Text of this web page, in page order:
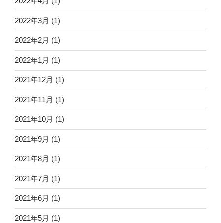
2022年3月 (1)
2022年2月 (1)
2022年1月 (1)
2021年12月 (1)
2021年11月 (1)
2021年10月 (1)
2021年9月 (1)
2021年8月 (1)
2021年7月 (1)
2021年6月 (1)
2021年5月 (1)